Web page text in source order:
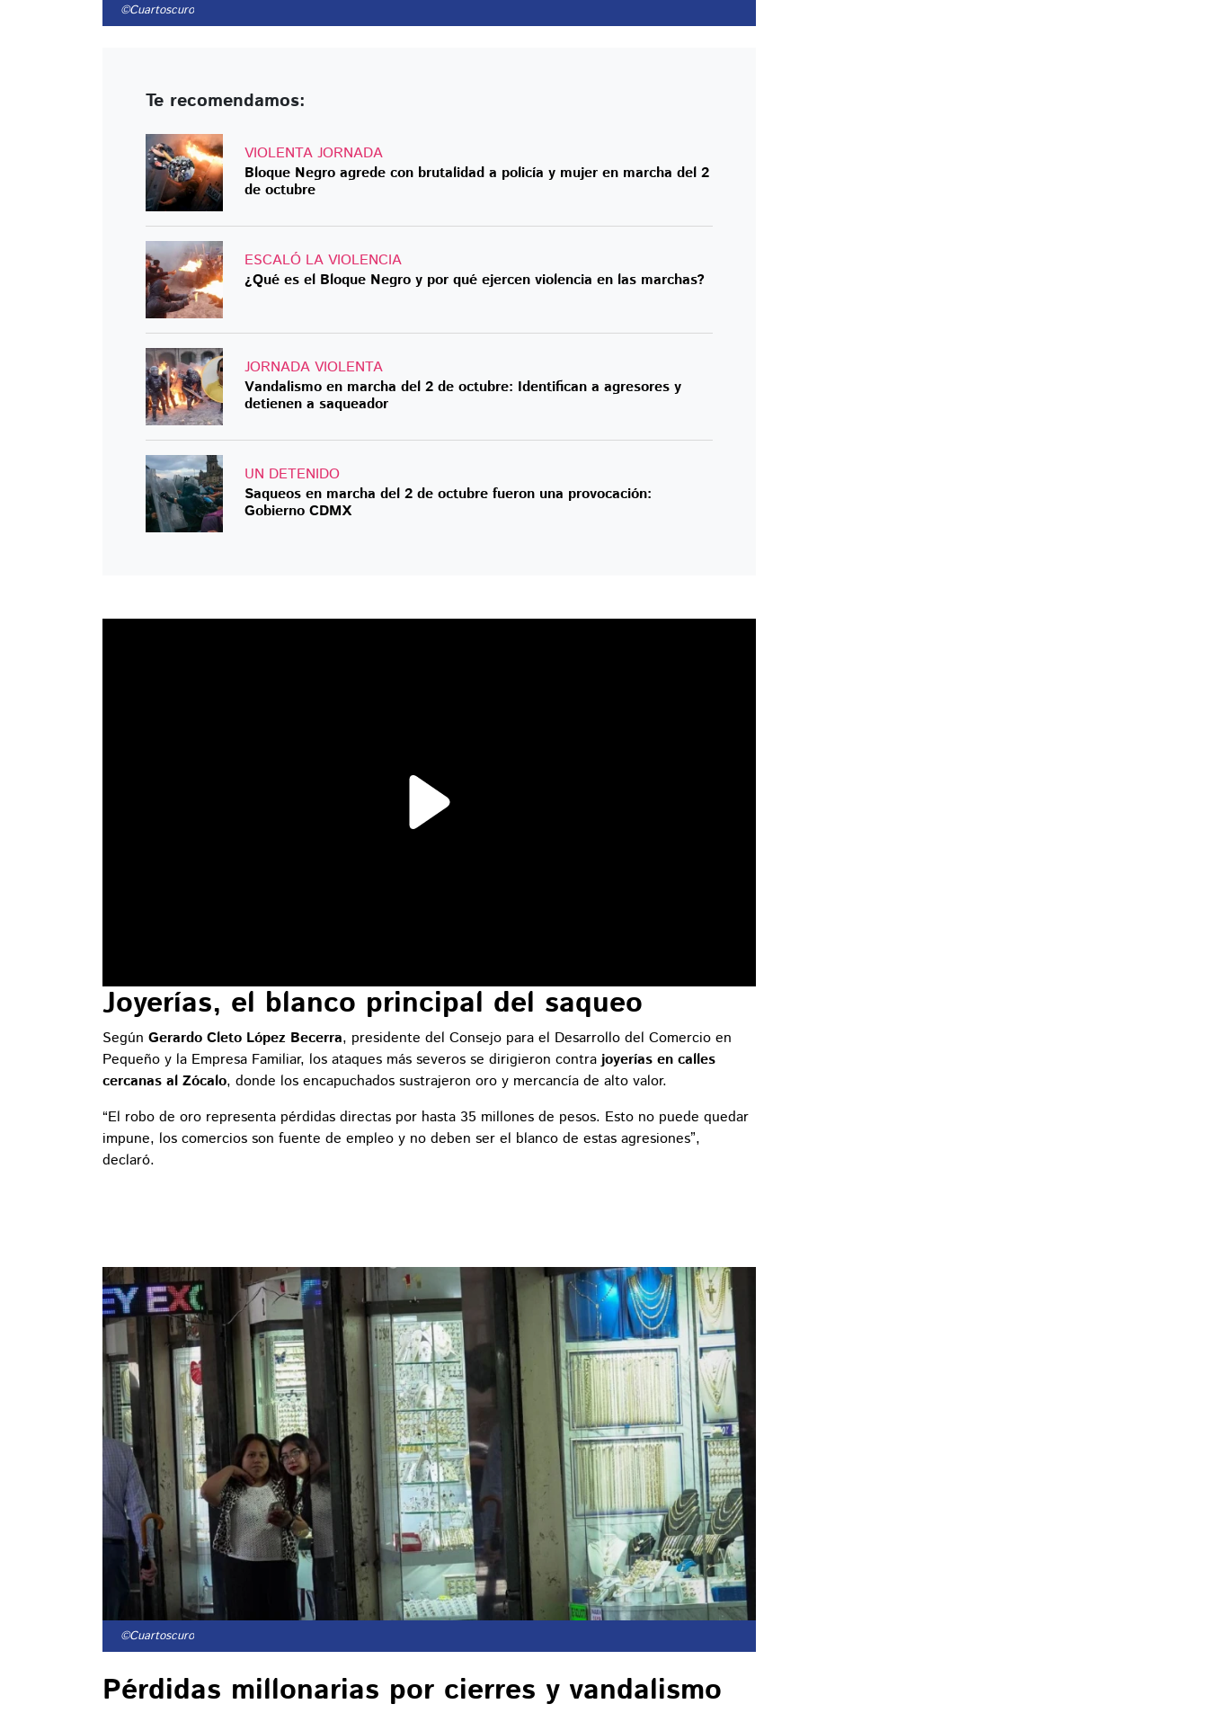
©Cuartoscuro
Te recomendamos:
VIOLENTA JORNADA
Bloque Negro agrede con brutalidad a policía y mujer en marcha del 2
de octubre
ESCALÓ LA VIOLENCIA
¿Qué es el Bloque Negro y por qué ejercen violencia en las marchas?
JORNADA VIOLENTA
Vandalismo en marcha del 2 de octubre: Identifican a agresores y
detienen a saqueador
UN DETENIDO
Saqueos en marcha del 2 de octubre fueron una provocación:
Gobierno CDMX
Joyerías, el blanco principal del saqueo
Según Gerardo Cleto López Becerra, presidente del Consejo para el Desarrollo del Comercio en
Pequeño y la Empresa Familiar, los ataques más severos se dirigieron contra joyerías en calles
cercanas al Zócalo, donde los encapuchados sustrajeron oro y mercancía de alto valor.
“El robo de oro representa pérdidas directas por hasta 35 millones de pesos. Esto no puede quedar
impune, los comercios son fuente de empleo y no deben ser el blanco de estas agresiones”,
declaró.
©Cuartoscuro
Pérdidas millonarias por cierres y vandalismo